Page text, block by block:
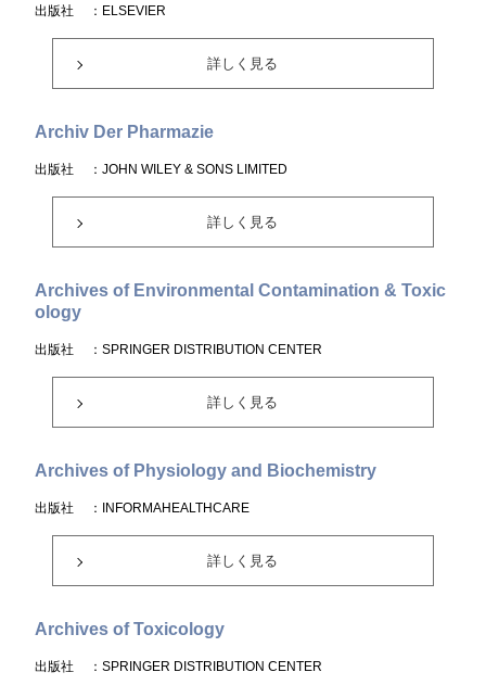
出版社 ：ELSEVIER
詳しく見る
Archiv Der Pharmazie
出版社 ：JOHN WILEY & SONS LIMITED
詳しく見る
Archives of Environmental Contamination & Toxic
ology
出版社 ：SPRINGER DISTRIBUTION CENTER
詳しく見る
Archives of Physiology and Biochemistry
出版社 ：INFORMAHEALTHCARE
詳しく見る
Archives of Toxicology
出版社 ：SPRINGER DISTRIBUTION CENTER